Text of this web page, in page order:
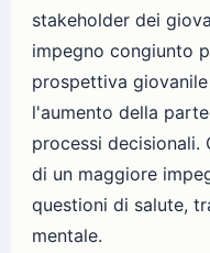
stakeholder dei
impegno congiunto
prospettiva
l'aumento della
processi decisionali.
di un maggiore
questioni di salute,
mentale.